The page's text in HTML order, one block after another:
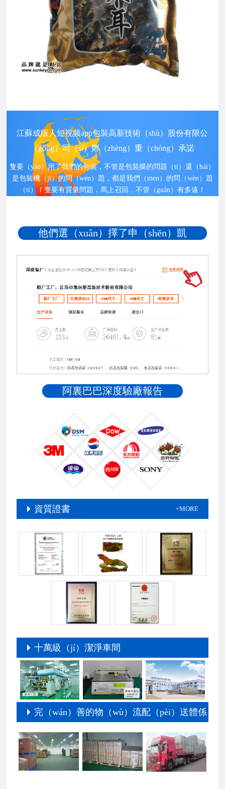
江蘇成版人短视频app包裝高新技術（shù）股份有限公
（gōng）司（sī）鄭（zhèng）重（chóng）承諾
隻要（yào）用了我們的包裝，不管是包裝膜的問題（tí）還（hái）
是包裝機（jī）的問（wèn）題，都是我們（men）的問（wèn）題
（tí）！隻要有質量問題，馬上召回，不管（guǎn）有多遠！
他們選（xuǎn）擇了申（shēn）凱
阿裏巴巴深度驗廠報告
資質證書 +MORE
十萬級（jí）潔淨車間
完（wán）善的物（wù）流配（pèi）送體係